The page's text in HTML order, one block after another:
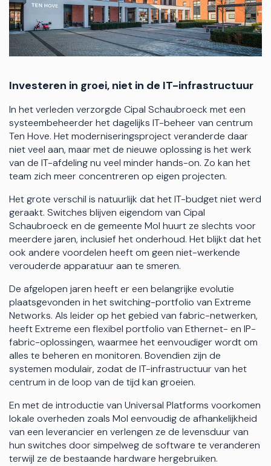
Investeren in groei, niet in de IT-infrastructuur
In het verleden verzorgde Cipal Schaubroeck met een
systeembeheerder het dagelijks IT-beheer van centrum
Ten Hove. Het moderniseringsproject veranderde daar
niet veel aan, maar met de nieuwe oplossing is het werk
van de IT-afdeling nu veel minder hands-on. Zo kan het
team zich meer concentreren op eigen projecten.
Het grote verschil is natuurlijk dat het IT-budget niet werd
geraakt. Switches blijven eigendom van Cipal
Schaubroeck en de gemeente Mol huurt ze slechts voor
meerdere jaren, inclusief het onderhoud. Het blijkt dat het
ook andere voordelen heeft om geen niet-werkende
verouderde apparatuur aan te smeren.
De afgelopen jaren heeft er een belangrijke evolutie
plaatsgevonden in het switching-portfolio van Extreme
Networks. Als leider op het gebied van fabric-netwerken,
heeft Extreme een flexibel portfolio van Ethernet- en IP-
fabric-oplossingen, waarmee het eenvoudiger wordt om
alles te beheren en monitoren. Bovendien zijn de
systemen modulair, zodat de IT-infrastructuur van het
centrum in de loop van de tijd kan groeien.
En met de introductie van Universal Platforms voorkomen
lokale overheden zoals Mol eenvoudig de afhankelijkheid
van een leverancier en verlengen ze de levensduur van
hun switches door simpelweg de software te veranderen
terwijl ze de bestaande hardware hergebruiken.